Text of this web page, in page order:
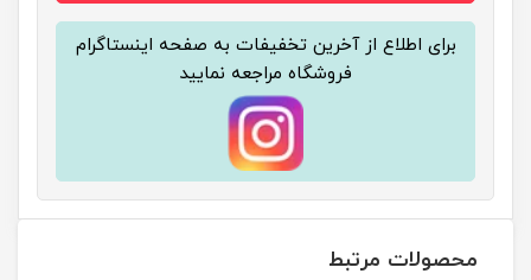
برای اطلاع از آخرین تخفیفات به صفحه اینستاگرام
فروشگاه مراجعه نمایید
محصولات مرتبط